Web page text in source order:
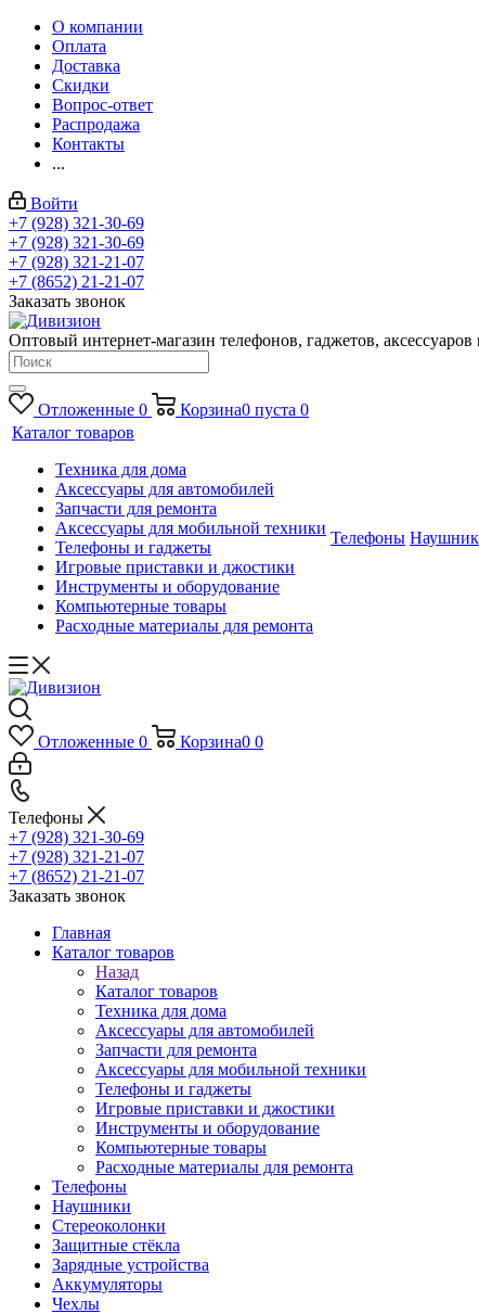
О компании
Оплата
Доставка
Скидки
Вопрос-ответ
Распродажа
Контакты
...
Войти
+7 (928) 321-30-69
+7 (928) 321-30-69
+7 (928) 321-21-07
+7 (8652) 21-21-07
Заказать звонок
Оптовый интернет-магазин телефонов, гаджетов, аксессуаров
Отложенные 0 Корзина0 пуста 0
Каталог товаров
Техника для дома
Аксессуары для автомобилей
Запчасти для ремонта
Аксессуары для мобильной техники
Телефоны и гаджеты
Игровые приставки и джостики
Инструменты и оборудование
Компьютерные товары
Расходные материалы для ремонта
Телефоны
Отложенные 0 Корзина0 0
Телефоны
+7 (928) 321-30-69
+7 (928) 321-21-07
+7 (8652) 21-21-07
Заказать звонок
Главная
Каталог товаров
Назад
Каталог товаров
Техника для дома
Аксессуары для автомобилей
Запчасти для ремонта
Аксессуары для мобильной техники
Телефоны и гаджеты
Игровые приставки и джостики
Инструменты и оборудование
Компьютерные товары
Расходные материалы для ремонта
Телефоны
Наушники
Стереоколонки
Защитные стёкла
Зарядные устройства
Аккумуляторы
Чехлы